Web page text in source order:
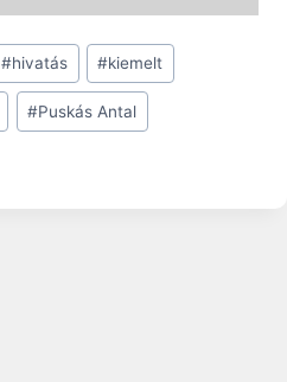
#hivatás #kiemelt
#Puskás Antal